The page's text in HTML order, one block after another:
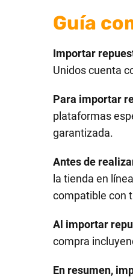
Guía
Importar
Unidos cuenta
Para importar
plataformas
garantizada.
Antes de
la tienda en
compatible con
Al importar
compra
En resumen,